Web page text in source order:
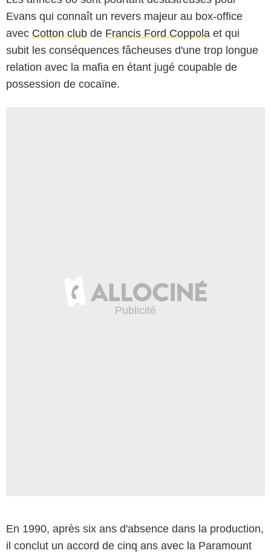
Evans qui connaît un revers majeur au box-office
avec Cotton club de Francis Ford Coppola et qui
subit les conséquences fâcheuses d'une trop longue
relation avec la mafia en étant jugé coupable de
possession de cocaïne.
En 1990, après six ans d'absence dans la production,
il conclut un accord de cinq ans avec la Paramount